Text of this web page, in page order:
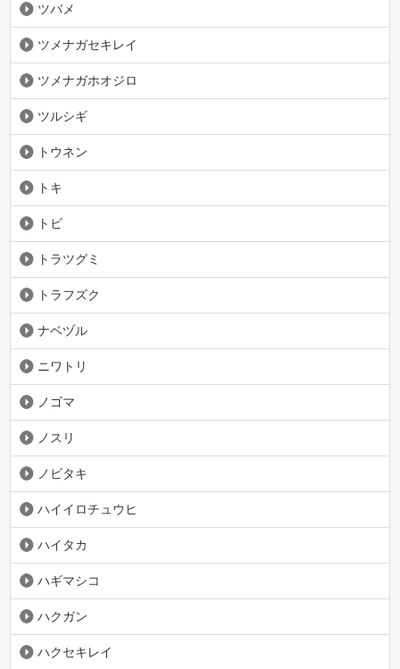
ツバメ
ツメナガセキレイ
ツメナガホオジロ
ツルシギ
トウネン
トキ
トビ
トラツグミ
トラフズク
ナベヅル
ニワトリ
ノゴマ
ノスリ
ノビタキ
ハイイロチュウヒ
ハイタカ
ハギマシコ
ハクガン
ハクセキレイ